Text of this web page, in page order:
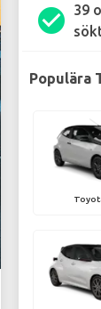
check_circle
39
Populära